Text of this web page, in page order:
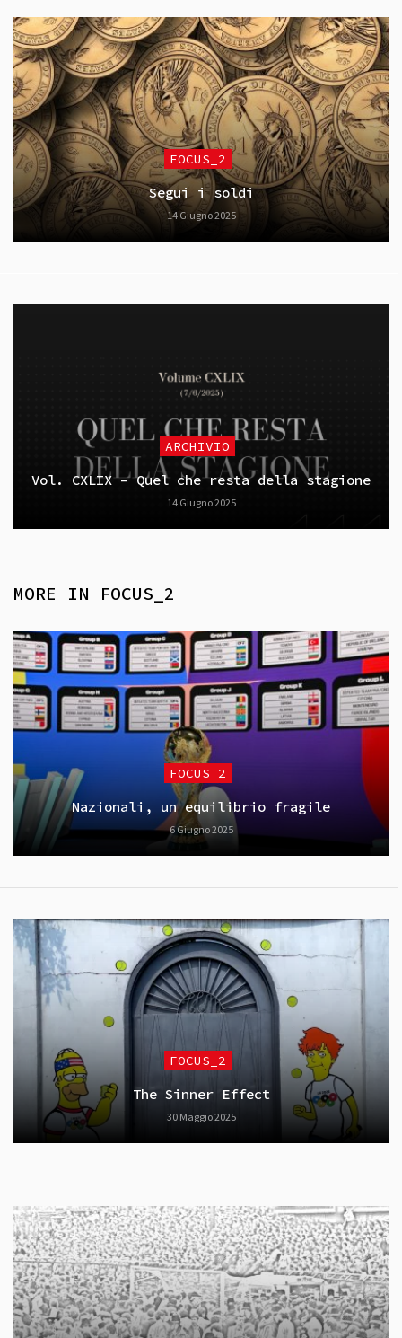
FOCUS_2
Segui i soldi
14 Giugno 2025
ARCHIVIO
Vol. CXLIX – Quel che resta della stagione
14 Giugno 2025
MORE IN FOCUS_2
FOCUS_2
Nazionali, un equilibrio fragile
6 Giugno 2025
FOCUS_2
The Sinner Effect
30 Maggio 2025